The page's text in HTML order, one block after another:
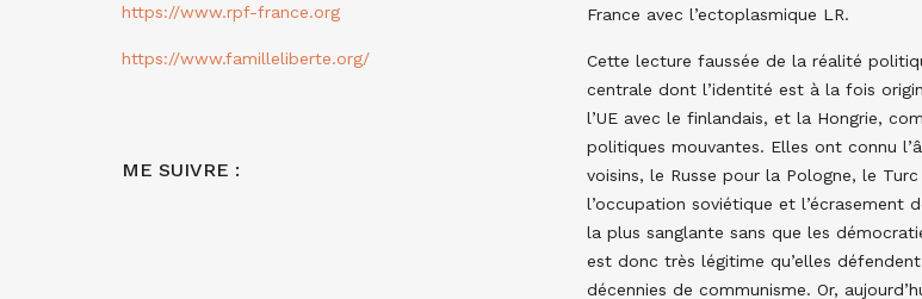
France avec l’ectoplasmique LR.
Cette lecture faussée de la réalité
centrale dont l’identité est à la fois
l’UE avec le finlandais, et la Hongrie,
politiques mouvantes. Elles ont connu
voisins, le Russe pour la Pologne, le
l’occupation soviétique et
la plus sanglante sans que les
est donc très légitime qu’elles
décennies de communisme. Or,
https://www.rpf-france.org
https://www.familleliberte.org/
ME SUIVRE :